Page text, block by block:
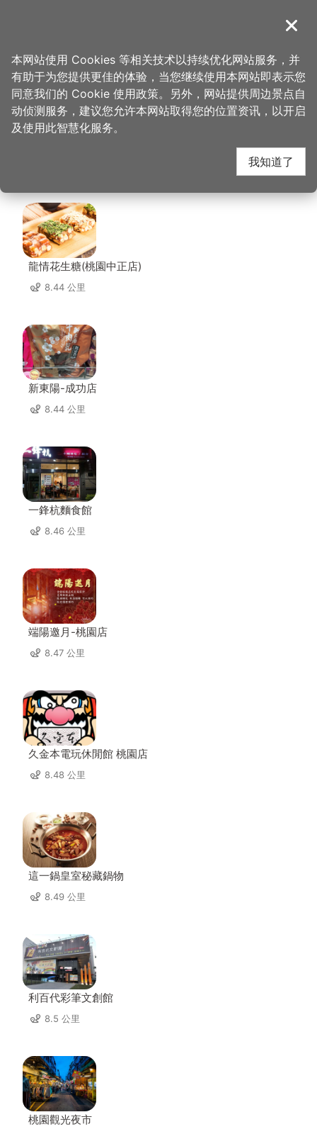
導覽
首页 > 想去的地方 > 美食、购物 > GrayRoom 灰房间｜画画咖啡厅
GrayRoom 灰房间｜画
画咖啡厅 周边店家
龍情花生糖(桃園中正店)
8.44 公里
新東陽-成功店
8.44 公里
一鋒杭麵食館
8.46 公里
端陽邀月-桃園店
8.47 公里
久金本電玩休閒館 桃園店
8.48 公里
這一鍋皇室秘藏鍋物
8.49 公里
利百代彩筆文創館
8.5 公里
桃園觀光夜市
关闭
本网站使用 Cookies 等相关技术以持续优化网站服务，并
有助于为您提供更佳的体验，当您继续使用本网站即表示您
同意我们的 Cookie 使用政策。另外，网站提供周边景点自
动侦测服务，建议您允许本网站取得您的位置资讯，以开启
及使用此智慧化服务。
我知道了